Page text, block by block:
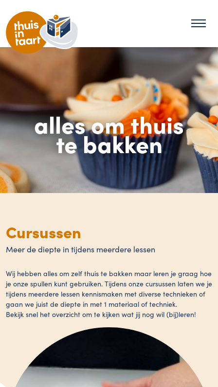
alles om thuis
te bakken
Cursussen
Meer de diepte in tijdens meerdere lessen
Wij hebben alles om zelf thuis te bakken maar leren je graag hoe
je onze spullen kunt gebruiken. Tijdens onze cursussen laten we je
tijdens meerdere lessen kennismaken met diverse technieken of
gaan we juist de diepte in met 1 materiaal of techniek.
Bekijk snel het overzicht om te kijken wat jij nog wil (bij)leren!